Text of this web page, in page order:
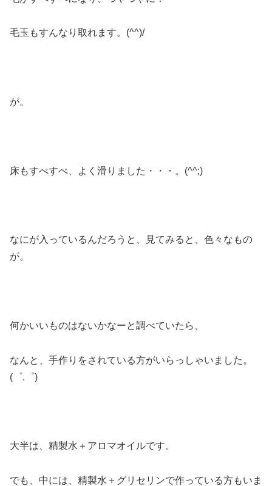
毛玉もすんなり取れます。(^^)/
が。
床もすべすべ、よく滑りました・・・。(^^;)
なにが入っているんだろうと、見てみると、色々なもの
が。
何かいいものはないかなーと調べていたら、
なんと、手作りをされている方がいらっしゃいました。
(゜.゜)
大半は、精製水＋アロマオイルです。
でも、中には、精製水＋グリセリンで作っている方もいま